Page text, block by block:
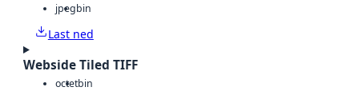
jpegbin
Last ned
Webside Tiled TIFF
octetbin